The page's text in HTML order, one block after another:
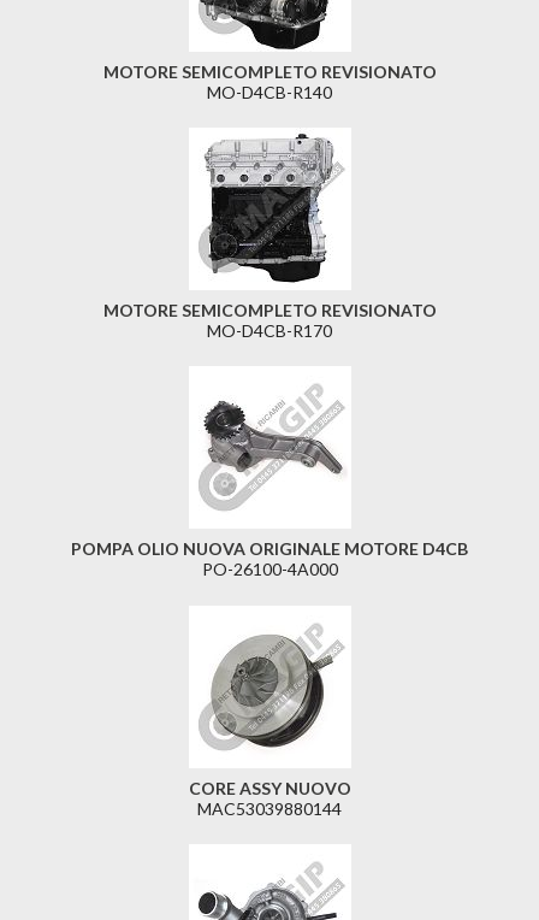
MOTORE SEMICOMPLETO REVISIONATO
MO-D4CB-R140
MOTORE SEMICOMPLETO REVISIONATO
MO-D4CB-R170
POMPA OLIO NUOVA ORIGINALE MOTORE D4CB
PO-26100-4A000
CORE ASSY NUOVO
MAC53039880144